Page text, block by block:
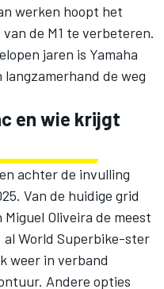
werken hoopt het
de M1 te verbeteren.
jaren is Yamaha
de weg
en wie krijgt
achter de invulling
Van de huidige grid
Miguel Oliveira de meest
al World Superbike-ster
weer in verband
Andere opties